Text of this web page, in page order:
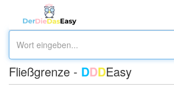
Fließgrenze - DDDEasy